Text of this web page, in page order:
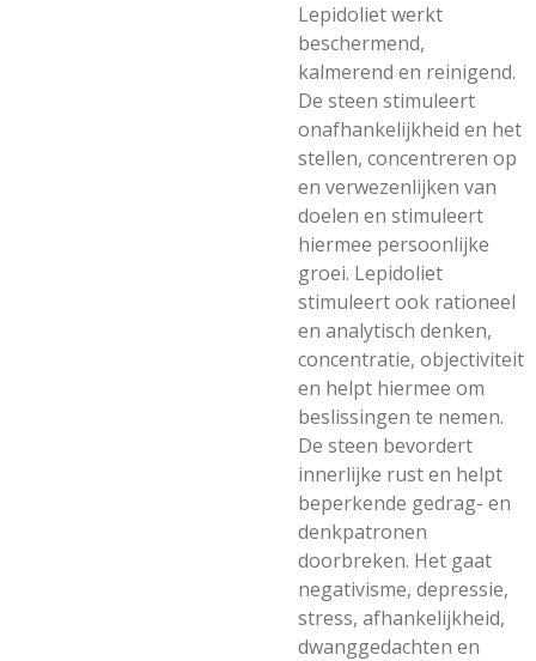
Lepidoliet werkt
beschermend,
kalmerend en reinigend.
De steen stimuleert
onafhankelijkheid en het
stellen, concentreren op
en verwezenlijken van
doelen en stimuleert
hiermee persoonlijke
groei. Lepidoliet
stimuleert ook rationeel
en analytisch denken,
concentratie, objectiviteit
en helpt hiermee om
beslissingen te nemen.
De steen bevordert
innerlijke rust en helpt
beperkende gedrag- en
denkpatronen
doorbreken. Het gaat
negativisme, depressie,
stress, afhankelijkheid,
dwanggedachten en